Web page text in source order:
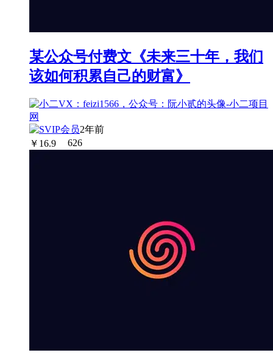
某公众号付费文《未来三十年，我们
该如何积累自己的财富》
2年前
￥ 16.9 626